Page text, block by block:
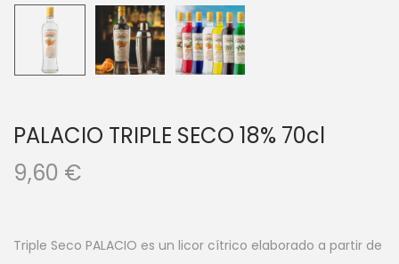
PALACIO TRIPLE SECO 18% 70cl
9,60 €
Triple Seco PALACIO es un licor cítrico elaborado a partir de